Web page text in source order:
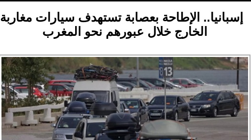
إسبانيا.. الإطاحة بعصابة تستهدف سيارات مغاربة
الخارج خلال عبورهم نحو المغرب